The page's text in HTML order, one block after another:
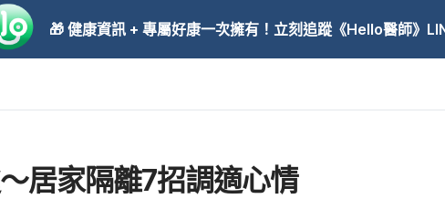
🎁 健康資訊 + 專屬好康一次擁有！立刻追蹤《Hello醫師》
居家隔離7招調適心情